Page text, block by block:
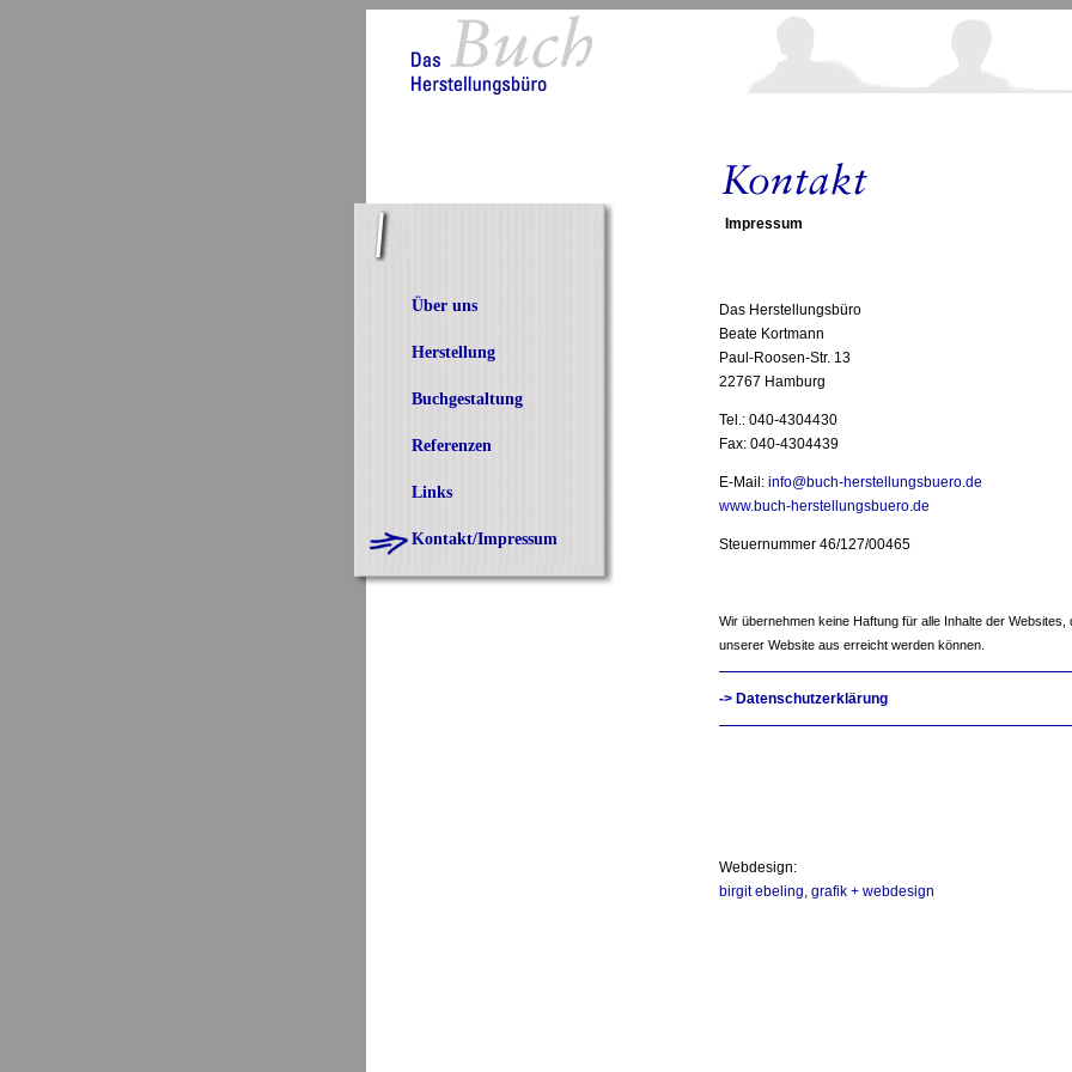
Über uns
Herstellung
Buchgestaltung
Referenzen
Links
Kontakt/Impressum
Impressum
Das Herstellungsbüro
Beate Kortmann
Paul-Roosen-Str. 13
22767 Hamburg
Tel.: 040-4304430
Fax: 040-4304439
E-Mail: info@buch-herstellungsbuero.de
www.buch-herstellungsbuero.de
Steuernummer 46/127/00465
Wir übernehmen keine Haftung für alle Inhalte der Websites,
unserer Website aus erreicht werden können.
-> Datenschutzerklärung
Webdesign:
birgit ebeling, grafik + webdesign